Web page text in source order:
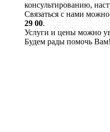
консультированию,
Связаться с нами
29 00.
Услуги и цены можно
Будем рады помочь Вам!